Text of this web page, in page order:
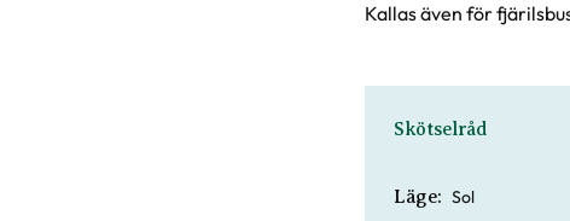
Kallas även för
Skötselråd
Läge: Sol